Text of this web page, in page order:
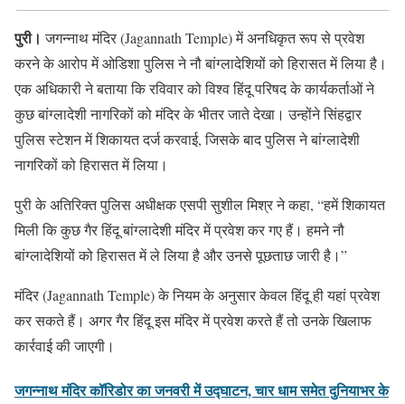
पुरी। जगन्नाथ मंदिर (Jagannath Temple) में अनधिकृत रूप से प्रवेश
करने के आरोप में ओडिशा पुलिस ने नौ बांग्लादेशियों को हिरासत में लिया है।
एक अधिकारी ने बताया कि रविवार को विश्व हिंदू परिषद के कार्यकर्ताओं ने
कुछ बांग्लादेशी नागरिकों को मंदिर के भीतर जाते देखा। उन्होंने सिंहद्वार
पुलिस स्टेशन में शिकायत दर्ज करवाई, जिसके बाद पुलिस ने बांग्लादेशी
नागरिकों को हिरासत में लिया।
पुरी के अतिरिक्त पुलिस अधीक्षक एसपी सुशील मिश्र ने कहा, “हमें शिकायत
मिली कि कुछ गैर हिंदू बांग्लादेशी मंदिर में प्रवेश कर गए हैं। हमने नौ
बांग्लादेशियों को हिरासत में ले लिया है और उनसे पूछताछ जारी है।”
मंदिर (Jagannath Temple) के नियम के अनुसार केवल हिंदू ही यहां प्रवेश
कर सकते हैं। अगर गैर हिंदू इस मंदिर में प्रवेश करते हैं तो उनके खिलाफ
कार्रवाई की जाएगी।
जगन्नाथ मंदिर कॉरिडोर का जनवरी में उद्घाटन, चार धाम समेत दुनियाभर के